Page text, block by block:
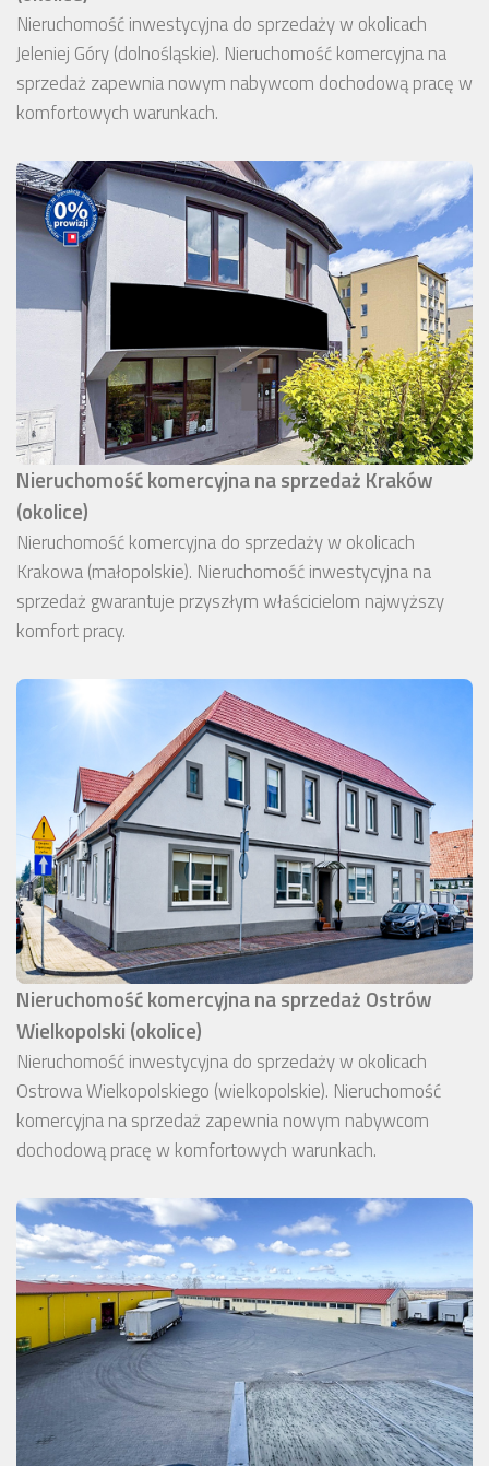
Nieruchomość inwestycyjna do sprzedaży w okolicach
Jeleniej Góry (dolnośląskie). Nieruchomość komercyjna na
sprzedaż zapewnia nowym nabywcom dochodową pracę w
komfortowych warunkach.
Nieruchomość komercyjna na sprzedaż Kraków
(okolice)
Nieruchomość komercyjna do sprzedaży w okolicach
Krakowa (małopolskie). Nieruchomość inwestycyjna na
sprzedaż gwarantuje przyszłym właścicielom najwyższy
komfort pracy.
Nieruchomość komercyjna na sprzedaż Ostrów
Wielkopolski (okolice)
Nieruchomość inwestycyjna do sprzedaży w okolicach
Ostrowa Wielkopolskiego (wielkopolskie). Nieruchomość
komercyjna na sprzedaż zapewnia nowym nabywcom
dochodową pracę w komfortowych warunkach.